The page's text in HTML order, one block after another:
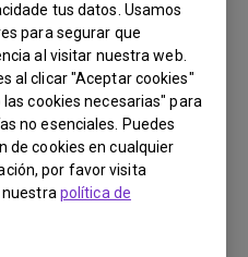
tus datos. Usamos
para segurar que
al visitar nuestra web.
al clicar "Aceptar cookies"
cookies necesarias" para
no esenciales. Puedes
de cookies en cualquier
por favor visita
nuestra política de
V7050i
esta información?